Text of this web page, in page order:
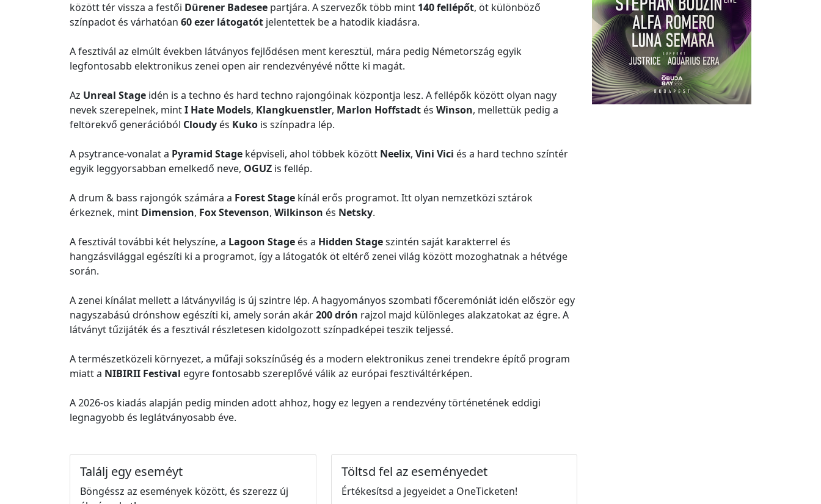
között tér vissza a festői Dürener Badesee partjára. A szervezők több mint 140 fellépőt, öt különböző
színpadot és várhatóan 60 ezer látogatót jelentettek be a hatodik kiadásra.
A fesztivál az elmúlt években látványos fejlődésen ment keresztül, mára pedig Németország egyik
legfontosabb elektronikus zenei open air rendezvényévé nőtte ki magát.
Az Unreal Stage idén is a techno és hard techno rajongóinak központja lesz. A fellépők között olyan nagy
nevek szerepelnek, mintI Hate Models, Klangkuenstler, Marlon Hoffstadt és Winson, mellettük pedig a
feltörekvő generációból Cloudy és Kuko is színpadra lép.
A psytrance-vonalat a Pyramid Stage képviseli, ahol többek között Neelix, Vini Vici és a hard techno színtér
egyik leggyorsabban emelkedő neve, OGUZ is fellép.
A drum & bass rajongók számára a Forest Stage kínál erős programot. Itt olyan nemzetközi sztárok
érkeznek, mint Dimension, Fox Stevenson, Wilkinson és Netsky.
A fesztivál további két helyszíne, a Lagoon Stage és a Hidden Stageszintén saját karakterrel és
hangzásvilággal egészíti ki a programot, így a látogatók öt eltérő zenei világ között mozoghatnak a hétvége
során.
A zenei kínálat mellett a látványvilág is új szintre lép. A hagyományos szombati főceremóniát idén először egy
nagyszabású drónshow egészíti ki, amely során akár200 drón rajzol majd különleges alakzatokat az égre. A
látványt tűzijáték és a fesztivál részletesen kidolgozott színpadképei teszik teljessé.
A természetközeli környezet, a műfaji sokszínűség és a modern elektronikus zenei trendekre építő program
miatt a NIBIRII Festival egyre fontosabb szereplővé válik az európai fesztiváltérképen.
A 2026-os kiadás alapján pedig minden adott ahhoz, hogy ez legyen a rendezvény történetének eddigi
legnagyobb és leglátványosabb éve.
Találj egy eseméyt
Böngéssz az események között, és szerezz új
Töltsd fel az eseményedet
Értékesítsd a jegyeidet a OneTicketen!